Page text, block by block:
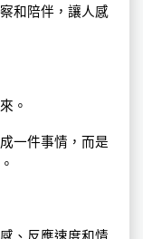
和陪伴，讓人感
。
一件事情，而是